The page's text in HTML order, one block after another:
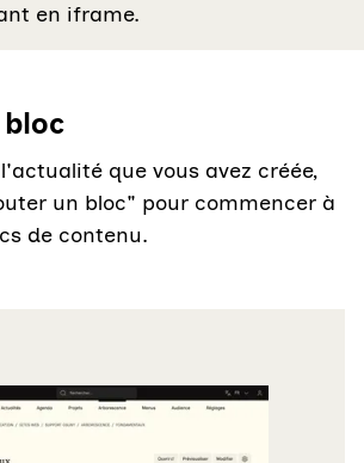
en iframe.
que vous avez créée,
un bloc" pour commencer à
de contenu.